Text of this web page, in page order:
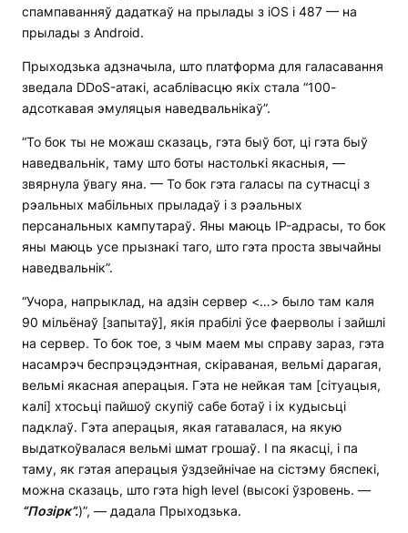
спампаванняў дадаткаў на прылады з iOS і 487 — на
прылады з Android.
Прыходзька адзначыла, што платформа для галасавання
зведала DDoS-атакі, асаблівасцю якіх стала “100-
адсоткавая эмуляцыя наведвальнікаў”.
“То бок ты не можаш сказаць, гэта быў бот, ці гэта быў
наведвальнік, таму што боты настолькі якасныя, —
звярнула ўвагу яна. — То бок гэта галасы па сутнасці з
рэальных мабільных прыладаў і з рэальных
персанальных кампутараў. Яны маюць IP-адрасы, то бок
яны маюць усе прызнакі таго, што гэта проста звычайны
наведвальнік”.
“Учора, напрыклад, на адзін сервер <…> было там каля
90 мільёнаў [запытаў], якія прабілі ўсе фаерволы і зайшлі
на сервер. То бок тое, з чым маем мы справу зараз, гэта
насамрэч беспрэцэдэнтная, скіраваная, вельмі дарагая,
вельмі якасная аперацыя. Гэта не нейкая там [сітуацыя,
калі] хтосьці пайшоў скупіў сабе ботаў і іх кудысьці
падклаў. Гэта аперацыя, якая гатавалася, на якую
выдаткоўвалася вельмі шмат грошаў. І па якасці, і па
таму, як гэтая аперацыя ўздзейнічае на сістэму бяспекі,
можна сказаць, што гэта high level (высокі ўзровень. —
“Позірк”.)”, — дадала Прыходзька.